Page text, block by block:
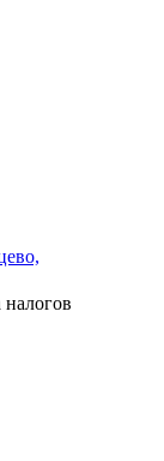
налогов